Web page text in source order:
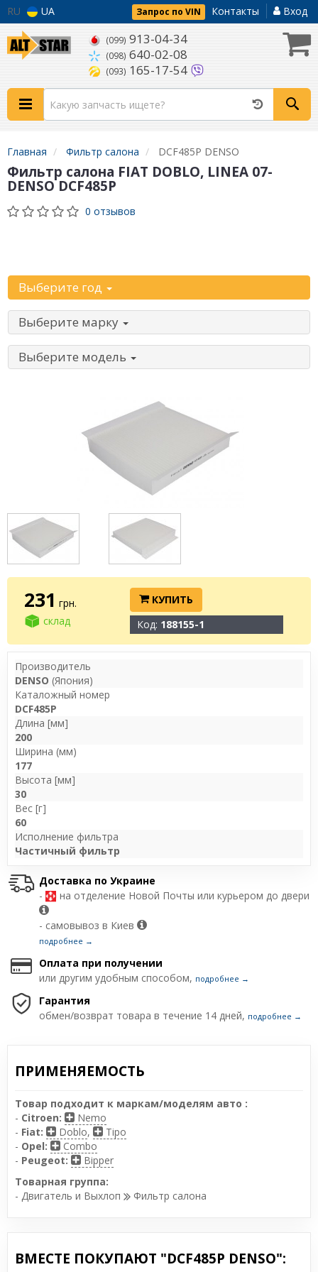
RU UA Запрос по VIN Контакты Вход
(099) 913-04-34
(098) 640-02-08
(093) 165-17-54
Главная Фильтр салона DCF485P DENSO
Фильтр салона FIAT DOBLO, LINEA 07-
DENSO DCF485P
0 отзывов
Выберите год
Выберите марку
Выберите модель
231 грн.
склад
КУПИТЬ
Код: 188155-1
Производитель
DENSO (Япония)
Каталожный номер
DCF485P
Длина [мм]
200
Ширина (мм)
177
Высота [мм]
30
Вес [г]
60
Исполнение фильтра
Частичный фильтр
Доставка по Украине
-
на отделение Новой Почты или курьером до двери
- самовывоз в Киев
подробнее →
Оплата при получении
или другим удобным способом, подробнее →
Гарантия
обмен/возврат товара в течение 14 дней, подробнее →
ПРИМЕНЯЕМОСТЬ
Товар подходит к маркам/моделям авто :
- Citroen:
Nemo
- Fiat: Doblo,
Tipo
- Opel:
Combo
- Peugeot:
Bipper
Товарная группа:
- Двигатель и Выхлоп
Фильтр салона
ВМЕСТЕ ПОКУПАЮТ "DCF485P DENSO":